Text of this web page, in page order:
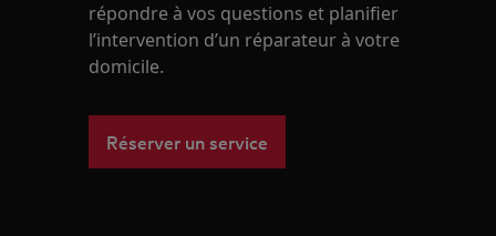
répondre à vos questions et planifier
l’intervention d’un réparateur à votre
domicile.
Réserver un service